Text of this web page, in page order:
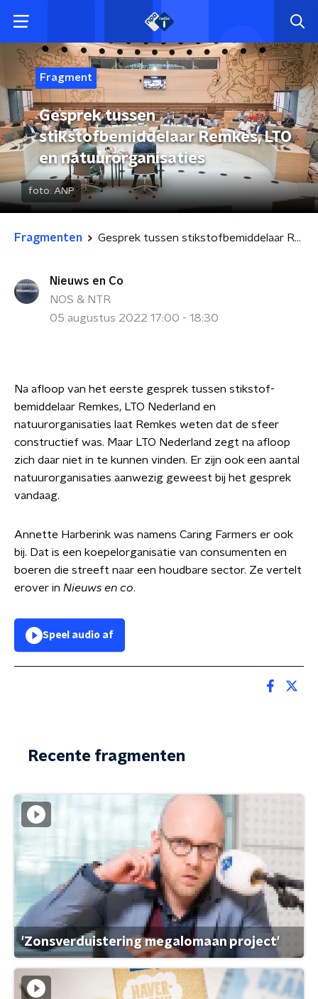
Fragment
Gesprek tussen
stikstofbemiddelaar Remkes, LTO
en natuurorganisaties
foto: ANP
Fragmenten Gesprek tussen stikstofbemiddelaar Remkes, LTO en natuurorganisaties
Nieuws en Co
NOS & NTR
05 augustus 2022 17:00 - 18:30
Na afloop van het eerste gesprek tussen stikstof-
bemiddelaar Remkes, LTO Nederland en
natuurorganisaties laat Remkes weten dat de sfeer
constructief was. Maar LTO Nederland zegt na afloop
zich daar niet in te kunnen vinden. Er zijn ook een aantal
natuurorganisaties aanwezig geweest bij het gesprek
vandaag.
Annette Harberink was namens Caring Farmers er ook
bij. Dat is een koepelorganisatie van consumenten en
boeren die streeft naar een houdbare sector. Ze vertelt
erover in Nieuws en co.
Speel audio af
Recente fragmenten
'Zonsverduistering megalomaan project'